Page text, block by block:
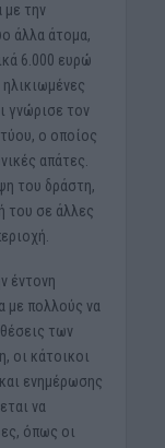
την
άλλα άτομα,
6.000 ευρώ
γνώρισε τον
ο οποίος
απάτες.
του δράστη,
του σε άλλες
έντονη
με πολλούς να
των
οι κάτοικοι
ενημέρωσης
να
όπως οι